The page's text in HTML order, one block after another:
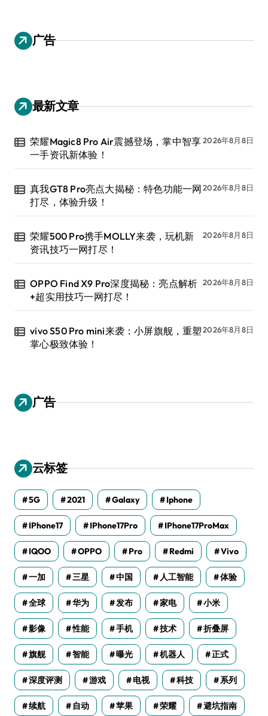
广告
最新文章
荣耀Magic8 Pro Air震撼登场，掌中智享
一手资讯新体验！
2026年8月8日
真我GT8 Pro亮点大揭秘：特色功能一网
打尽，体验升级！
2026年8月8日
荣耀500 Pro携手MOLLY来袭，玩机新
资讯技巧一网打尽！
2026年8月8日
OPPO Find X9 Pro深度揭秘：亮点解析
+超实用技巧一网打尽！
2026年8月8日
vivo S50 Pro mini来袭：小屏旗舰，重塑
掌心极致体验！
2026年8月8日
广告
云标签
5G 2021 Galaxy Iphone
IPhone17 IPhone17Pro IPhone17ProMax
IQOO OPPO Pro Redmi Vivo
一加 三星 中国 人工智能 体验
全球 华为 发布 家电 小米
影像 性能 手机 技术 折叠屏
旗舰 智能 曝光 机器人 正式
深度评测 游戏 电视 科技 系列
续航 自动 苹果 荣耀 避坑指南